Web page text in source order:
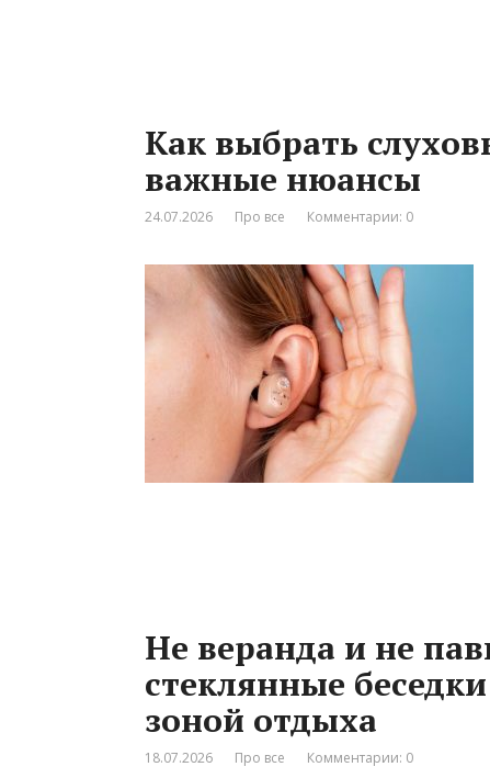
Как выбрать
важные нюансы
24.07.2026 Про все Комментарии: 0
Не веранда и не
стеклянные
зоной отдыха
18.07.2026 Про все Комментарии: 0